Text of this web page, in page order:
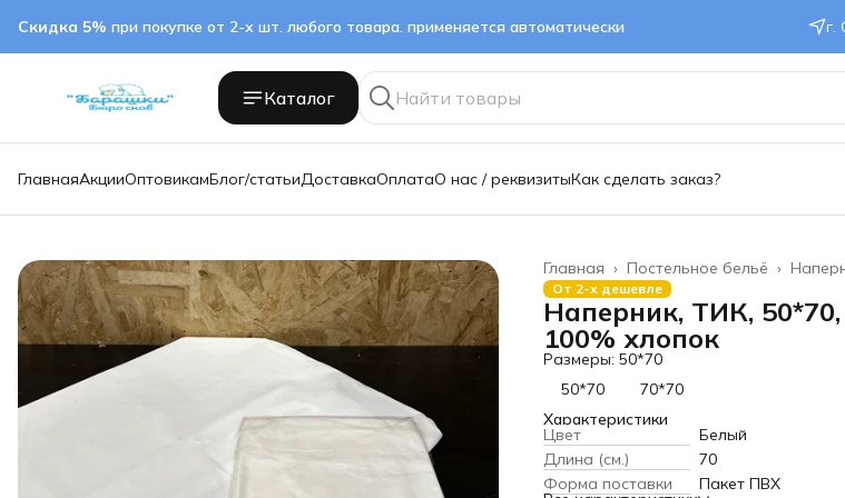
Скидка 5% при покупке от 2-х шт. любого товара. применяется автоматически г.
Каталог
ГлавнаяАкцииОптовикамБлог/статьиДоставкаОплатаО нас / реквизитыКак сделать заказ?
Постельное бельё ›
Главная ›
От 2-х дешевле
Наперник, ТИК,
100% хлопок
Размеры: 50*70
50*70
70*70
Характеристики
Цвет
Белый
Длина (см.)
70
Форма поставки
Пакет ПВХ